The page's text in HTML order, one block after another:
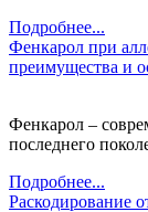
Подробнее...
Фенкарол при
преимущества и
Фенкарол –
последнего
Подробнее...
Раскодирование